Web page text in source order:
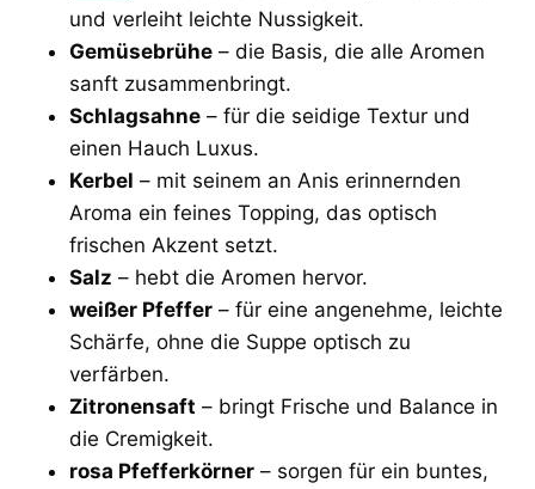
und verleiht leichte Nussigkeit.
Gemüsebrühe – die Basis, die alle Aromen
sanft zusammenbringt.
Schlagsahne – für die seidige Textur und
einen Hauch Luxus.
Kerbel – mit seinem an Anis erinnernden
Aroma ein feines Topping, das optisch
frischen Akzent setzt.
Salz – hebt die Aromen hervor.
weißer Pfeffer – für eine angenehme, leichte
Schärfe, ohne die Suppe optisch zu
verfärben.
Zitronensaft – bringt Frische und Balance in
die Cremigkeit.
rosa Pfefferkörner – sorgen für ein buntes,